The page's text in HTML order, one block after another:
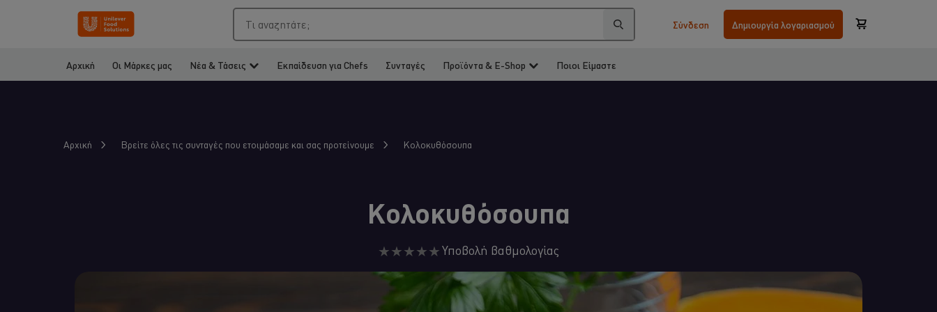
Τι αναζητάτε; Σύνδεση Δημιουργία λογαριασμού
Αρχική Οι Μάρκες μας Νέα & Τάσεις Εκπαίδευση για Chefs Συνταγές Προϊόντα & E-Shop Ποιοι Είμαστε
Αρχική Βρείτε όλες τις συνταγές που ετοιμάσαμε και σας προτείνουμε Κολοκυθόσουπα
Κολοκυθόσουπα
Δεν
υποβλήθηκαν
αξιολογήσεις
για
Υποβολή βαθμολογίας